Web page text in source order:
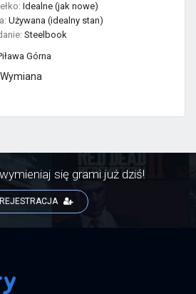
Idealne (jak nowe)
Używana (idealny stan)
Steelbook
Górna
Wymiana
się grami już dziś!
REJESTRACJA